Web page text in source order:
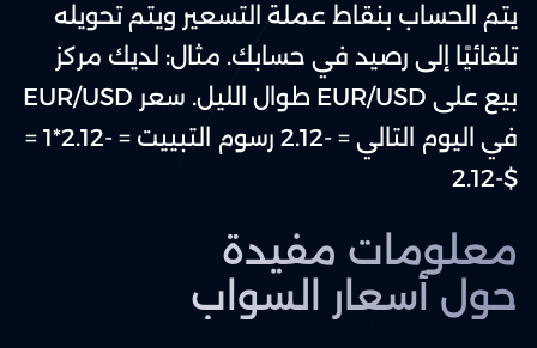
يتم الحساب بنقاط عملة التسعير ويتم تحويله
تلقائيًا إلى رصيد في حسابك. مثال: لديك مركز
بيع على EUR/USD طوال الليل. سعر EUR/USD
في اليوم التالي = -2.12 رسوم التبييت = -2.12*1 =
$-2.12
معلومات مفيدة
حول أسعار السواب